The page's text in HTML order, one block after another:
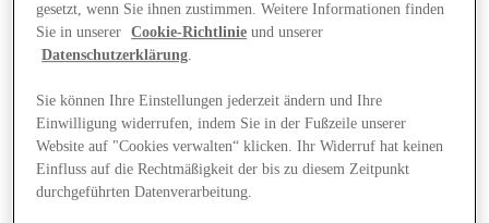
gesetzt, wenn Sie ihnen zustimmen. Weitere Informationen finden
Sie in unserer
Cookie-Richtlinie und unserer
Datenschutzerklärung.
Sie können Ihre Einstellungen jederzeit ändern und Ihre
Einwilligung widerrufen, indem Sie in der Fußzeile unserer
Website auf "Cookies verwalten“ klicken. Ihr Widerruf hat keinen
Einfluss auf die Rechtmäßigkeit der bis zu diesem Zeitpunkt
durchgeführten Datenverarbeitung.